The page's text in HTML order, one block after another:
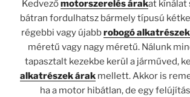
Kedvezőmotorszerelés árakat kínálat
bátran fordulhatsz bármely típusú
régebbi vagy újabbrobogó
méretű vagy nagy méretű. Nálunk
tapasztalt kezekbe kerül a járműved,
alkatrészek árak mellett. Akkor is
ha a motor hibátlan, de egy